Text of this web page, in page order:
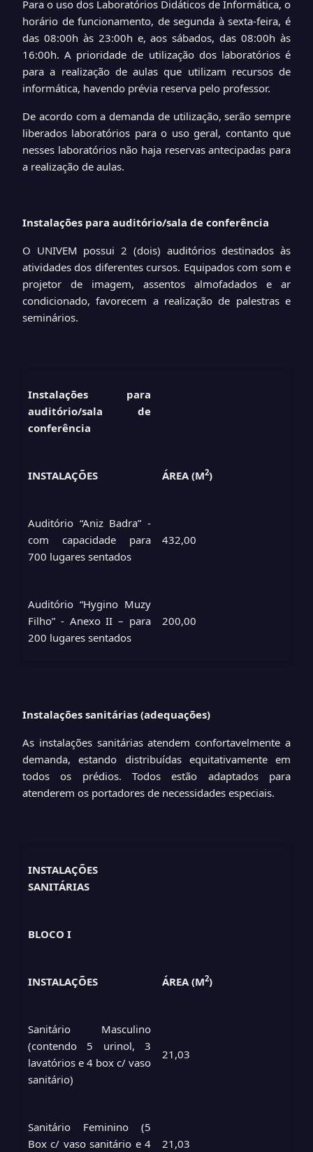
Para o uso dos Laboratórios Didáticos de Informática, o
horário de funcionamento, de segunda à sexta-feira, é
das 08:00h às 23:00h e, aos sábados, das 08:00h às
16:00h. A prioridade de utilização dos laboratórios é
para a realização de aulas que utilizam recursos de
informática, havendo prévia reserva pelo professor.
De acordo com a demanda de utilização, serão sempre
liberados laboratórios para o uso geral, contanto que
nesses laboratórios não haja reservas antecipadas para
a realização de aulas.
Instalações para auditório/sala de conferência
O UNIVEM possui 2 (dois) auditórios destinados às
atividades dos diferentes cursos. Equipados com som e
projetor de imagem, assentos almofadados e ar
condicionado, favorecem a realização de palestras e
seminários.
Instalações para
auditório/sala de
conferência
INSTALAÇÕES ÁREA (M2)
Auditório “Aniz Badra” -
com capacidade para
700 lugares sentados
432,00
Auditório “Hygino Muzy
Filho” - Anexo II – para
200 lugares sentados
200,00
Instalações sanitárias (adequações)
As instalações sanitárias atendem confortavelmente a
demanda, estando distribuídas equitativamente em
todos os prédios. Todos estão adaptados para
atenderem os portadores de necessidades especiais.
INSTALAÇÕES
SANITÁRIAS
BLOCO I
INSTALAÇÕES ÁREA (M2)
Sanitário Masculino
(contendo 5 urinol, 3
lavatórios e 4 box c/ vaso
sanitário)
21,03
Sanitário Feminino (5
Box c/ vaso sanitário e 4
21,03